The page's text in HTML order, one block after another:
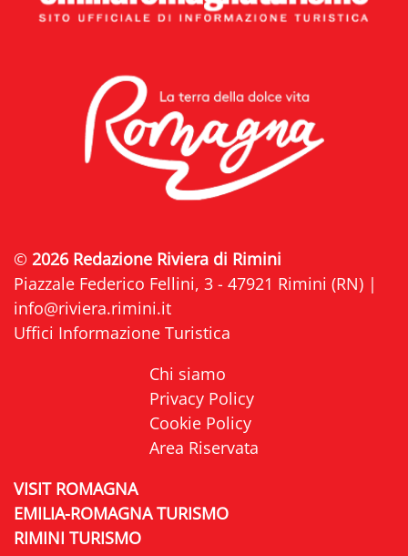
© 2026 Redazione Riviera di Rimini
Piazzale Federico Fellini, 3 - 47921 Rimini (RN) |
info@riviera.rimini.it
Uffici Informazione Turistica
Chi siamo
Privacy Policy
Cookie Policy
Area Riservata
VISIT ROMAGNA
EMILIA-ROMAGNA TURISMO
RIMINI TURISMO